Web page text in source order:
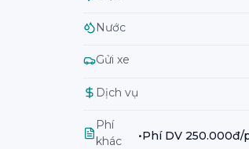
Nước
Gửi xe
Dịch vụ
Phí
khác
•Phí DV